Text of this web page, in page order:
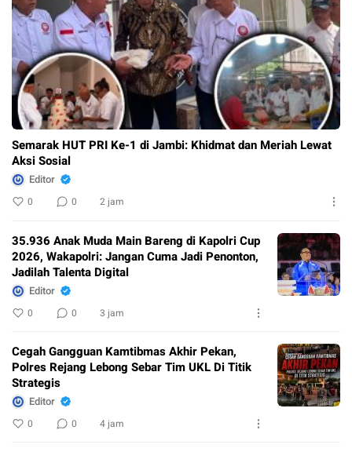
Semarak HUT PRI Ke-1 di Jambi: Khidmat dan Meriah Lewat
Aksi Sosial
Editor
0 0 2 jam
35.936 Anak Muda Main Bareng di Kapolri Cup
2026, Wakapolri: Jangan Cuma Jadi Penonton,
Jadilah Talenta Digital
Editor
0 0 3 jam
Cegah Gangguan Kamtibmas Akhir Pekan,
Polres Rejang Lebong Sebar Tim UKL Di Titik
Strategis
Editor
0 0 4 jam